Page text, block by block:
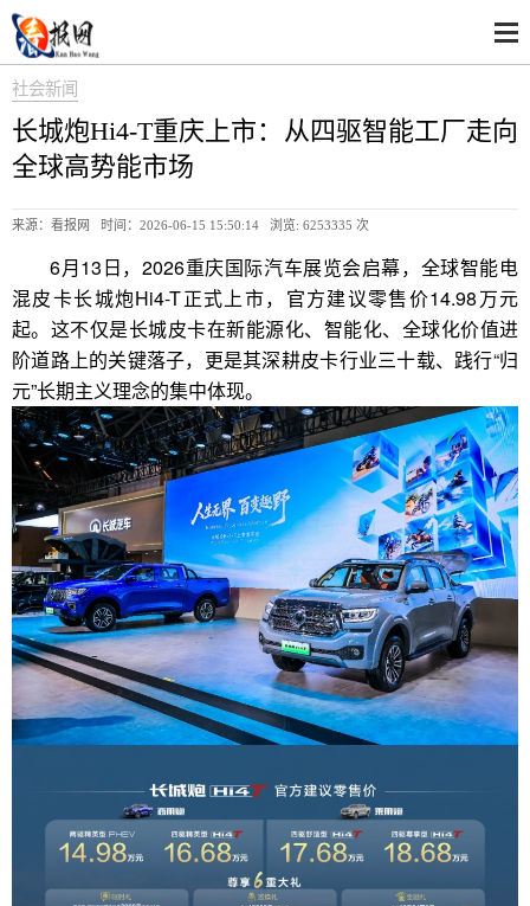
社会新闻
长城炮Hi4-T重庆上市：从四驱智能工厂走向
全球高势能市场
来源：看报网 时间：2026-06-15 15:50:14 浏览: 6253335 次
6月13日，2026重庆国际汽车展览会启幕，全球智能电
混皮卡长城炮Hi4-T正式上市，官方建议零售价14.98万元
起。这不仅是长城皮卡在新能源化、智能化、全球化价值进
阶道路上的关键落子，更是其深耕皮卡行业三十载、践行“归
元”长期主义理念的集中体现。